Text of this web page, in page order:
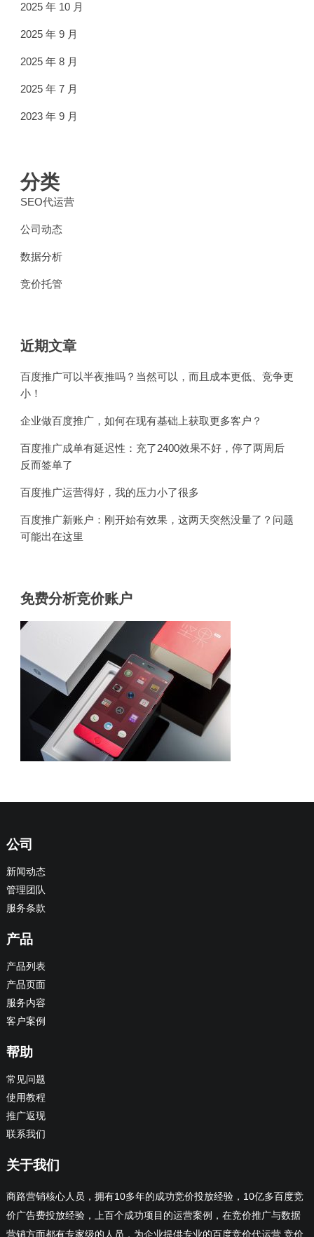
2025 年 10 月
2025 年 9 月
2025 年 8 月
2025 年 7 月
2023 年 9 月
分类
SEO代运营
公司动态
数据分析
竞价托管
近期文章
百度推广可以半夜推吗？当然可以，而且成本更低、竞争更
小！
企业做百度推广，如何在现有基础上获取更多客户？
百度推广成单有延迟性：充了2400效果不好，停了两周后
反而签单了
百度推广运营得好，我的压力小了很多
百度推广新账户：刚开始有效果，这两天突然没量了？问题
可能出在这里
免费分析竞价账户
公司
新闻动态
管理团队
服务条款
产品
产品列表
产品页面
服务内容
客户案例
帮助
常见问题
使用教程
推广返现
联系我们
关于我们
商路营销核心人员，拥有10多年的成功竞价投放经验，10亿多百度竞
价广告费投放经验，上百个成功项目的运营案例，在竞价推广与数据
营销方面都有专家级的人员，为企业提供专业的百度竞价代运营,竞价